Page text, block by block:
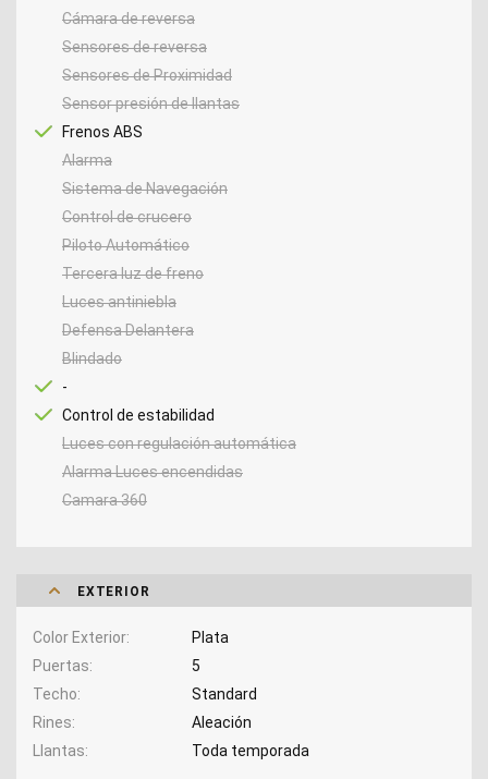
Cámara de reversa
Sensores de reversa
Sensores de Proximidad
Sensor presión de llantas
Frenos ABS
Alarma
Sistema de Navegación
Control de crucero
Piloto Automático
Tercera luz de freno
Luces antiniebla
Defensa Delantera
Blindado
-
Control de estabilidad
Luces con regulación automática
Alarma Luces encendidas
Camara 360
EXTERIOR
Color Exterior
Plata
Puertas
5
Techo
Standard
Rines
Aleación
Llantas
Toda temporada